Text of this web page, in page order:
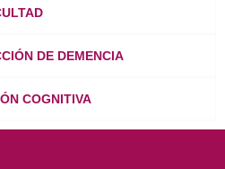
DE DEMENCIA
COGNITIVA